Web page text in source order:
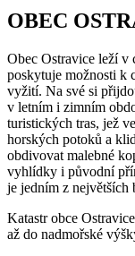
OBEC
Obec Ostravice leží v
poskytuje možnosti k
vyžití. Na své si
v letním i zimním
turistických tras, jež
horských potoků a
obdivovat malebné
vyhlídky i původní
je jedním z největších
Katastr obce
až do nadmořské